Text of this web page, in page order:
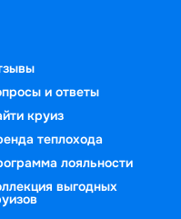
и ответы
круиз
теплохода
лояльности
выгодных